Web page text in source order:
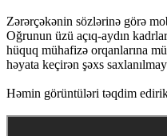
Zərərçəkənin sözlərinə görə
Oğrunun üzü açıq-aydın
hüquq mühafizə orqanlarına
həyata keçirən şəxs
Həmin görüntüləri təqdim